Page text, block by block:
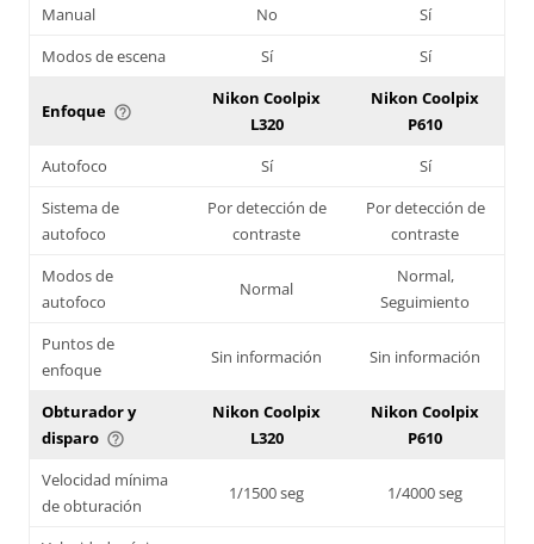
Manual No
Sí
Modos de escena
Sí Sí
Enfoque help_outline
Nikon Coolpix
L320
Nikon Coolpix
P610
Autofoco
Sí
Sí
Sistema de
autofoco
Por detección de
contraste
Por detección de
contraste
Modos de
autofoco
Normal
Normal,
Seguimiento
Puntos de
enfoque
Sin información Sin información
Obturador y
disparo help_outline
Nikon Coolpix
L320
Nikon Coolpix
P610
Velocidad mínima
de obturación
1/1500 seg 1/4000 seg